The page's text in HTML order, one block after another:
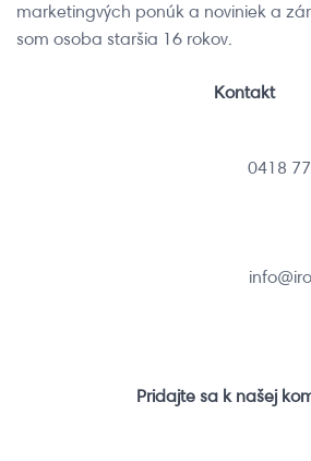
marketingvých ponúk a noviniek a
som osoba staršia 16 rokov.
Kontakt
0418
Pridajte sa k našej